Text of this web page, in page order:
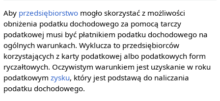
Aby przedsiębiorstwomogło skorzystać z możliwości
obniżenia podatku dochodowego za pomocą tarczy
podatkowej musi być płatnikiem podatku dochodowego na
ogólnych warunkach. Wyklucza to przedsiębiorców
korzystających z karty podatkowej albo podatkowych form
ryczałtowych. Oczywistym warunkiem jest uzyskanie w roku
podatkowym zysku, który jest podstawą do naliczania
podatku dochodowego.